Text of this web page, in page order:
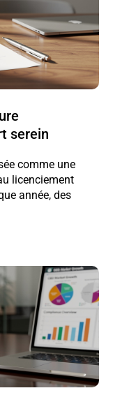
serein
comme une
licenciement
année, des